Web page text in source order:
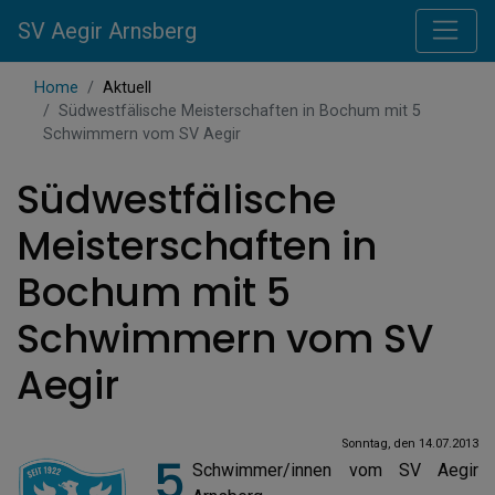
SV Aegir Arnsberg
Home
Aktuell
Südwestfälische Meisterschaften in Bochum mit 5
Schwimmern vom SV Aegir
Südwestfälische
Meisterschaften in
Bochum mit 5
Schwimmern vom SV
Aegir
Sonntag, den 14.07.2013
Schwimmer/innen vom SV Aegir